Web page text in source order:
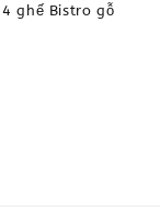
ghế Bistro gỗ